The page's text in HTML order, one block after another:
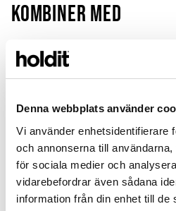
Denna webbplats använder
Vi använder enhetsidentifierare
och annonserna till
för sociala medier och
vidarebefordrar även sådana
information från din enhet till de
Kombiner med